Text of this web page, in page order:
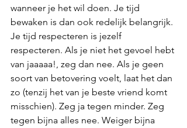
wanneer je het wil doen. Je tijd
bewaken is dan ook redelijk belangrijk.
Je tijd respecteren is jezelf
respecteren. Als je niet het gevoel hebt
van jaaaaa!, zeg dan nee. Als je geen
soort van betovering voelt, laat het dan
zo (tenzij het van je beste vriend komt
misschien). Zeg ja tegen minder. Zeg
tegen bijna alles nee. Weiger bijna